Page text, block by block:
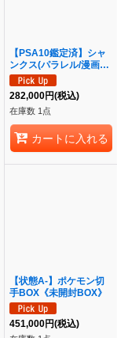
【PSA10鑑定済】シャ
ンクス(パラレル/漫画背
景/漫画絵)《SEC》
{OP01-120}
282,000円(税込)
在庫数 1点
カートに入れる
【状態A-】ポケモン切
手BOX《未開封BOX》
451,000円(税込)